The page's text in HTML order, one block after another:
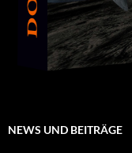
NEWS UND BEITRÄGE